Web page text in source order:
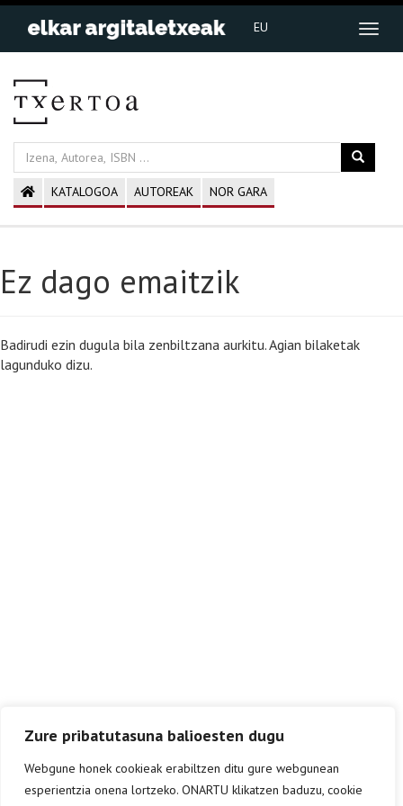
Zure pribatutasuna balioesten dugu
Webgune honek cookieak erabiltzen ditu gure webgunean
esperientzia onena lortzeko. ONARTU klikatzen baduzu, cookie
EU
KATALOGOA AUTOREAK NOR GARA
Ez dago emaitzik
Badirudi ezin dugula bila zenbiltzana aurkitu. Agian bilaketak
lagunduko dizu.